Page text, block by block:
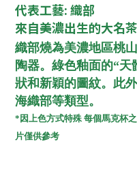
代表工藝:織部
來自美濃出生的大名
織部燒為美濃地區桃
陶器。綠色釉面的“天
狀和新穎的圖紋。此
海織部等類型。
*因上色方式特殊 每個馬克杯
片僅供參考